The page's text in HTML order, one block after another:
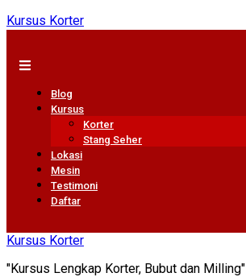
Kursus Korter
Blog
Kursus
Korter
Stang Seher
Lokasi
Mesin
Testimoni
Daftar
Kursus Korter
"Kursus Lengkap Korter, Bubut dan Milling"